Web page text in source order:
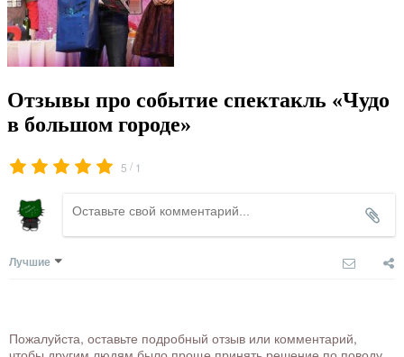
Отзывы про событие спектакль «Чудо
в большом городе»
5 / 1
Лучшие
Пожалуйста, оставьте подробный отзыв или комментарий,